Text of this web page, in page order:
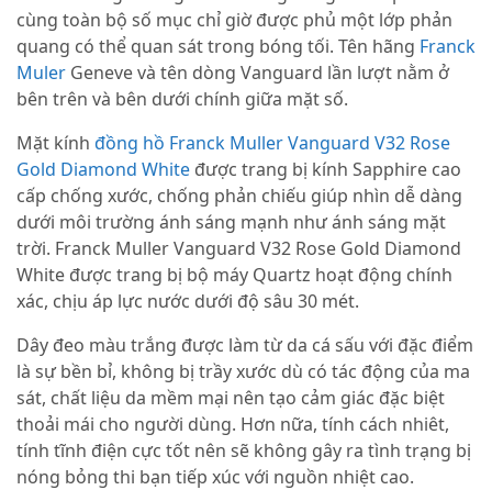
cùng toàn bộ số mục chỉ giờ được phủ một lớp phản
quang có thể quan sát trong bóng tối. Tên hãng Franck
Muler Geneve và tên dòng Vanguard lần lượt nằm ở
bên trên và bên dưới chính giữa mặt số.
Mặt kính đồng hồ Franck Muller Vanguard V32 Rose
Gold Diamond White được trang bị kính Sapphire cao
cấp chống xước, chống phản chiếu giúp nhìn dễ dàng
dưới môi trường ánh sáng mạnh như ánh sáng mặt
trời. Franck Muller Vanguard V32 Rose Gold Diamond
White được trang bị bộ máy Quartz hoạt động chính
xác, chịu áp lực nước dưới độ sâu 30 mét.
Dây đeo màu trắng được làm từ da cá sấu với đặc điểm
là sự bền bỉ, không bị trầy xước dù có tác động của ma
sát, chất liệu da mềm mại nên tạo cảm giác đặc biệt
thoải mái cho người dùng. Hơn nữa, tính cách nhiêt,
tính tĩnh điện cực tốt nên sẽ không gây ra tình trạng bị
nóng bỏng thi bạn tiếp xúc với nguồn nhiệt cao.